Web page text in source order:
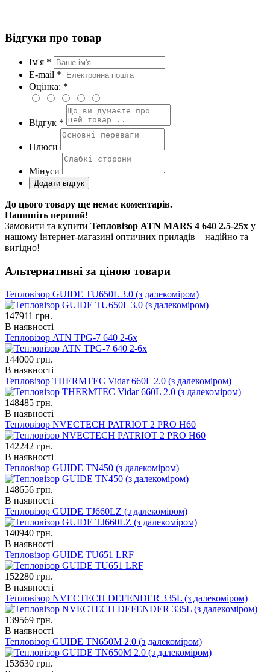
Відгуки про товар
Ім'я *
E-mail *
Оцінка: *
Відгук *
Плюси
Мінуси
До цього товару ще немає коментарів.
Напишіть перший!
Замовити та купити Тепловізор ATN MARS 4 640 2.5-25x у
нашому інтернет-магазині оптичних приладів – надійно та
вигідно!
Альтернативні за ціною товари
Тепловізор GUIDE TU650L 3.0 (з далекоміром)
147911 грн.
В наявності
Тепловізор ATN TPG-7 640 2-6x
144000 грн.
В наявності
Тепловізор THERMTEC Vidar 660L 2.0 (з далекоміром)
148485 грн.
В наявності
Тепловізор NVECTECH PATRIOT 2 PRO H60
142242 грн.
В наявності
Тепловізор GUIDE TN450 (з далекоміром)
148656 грн.
В наявності
Тепловізор GUIDE TJ660LZ (з далекоміром)
140940 грн.
В наявності
Тепловізор GUIDE TU651 LRF
152280 грн.
В наявності
Тепловізор NVECTECH DEFENDER 335L (з далекоміром)
139569 грн.
В наявності
Тепловізор GUIDE TN650M 2.0 (з далекоміром)
153630 грн.